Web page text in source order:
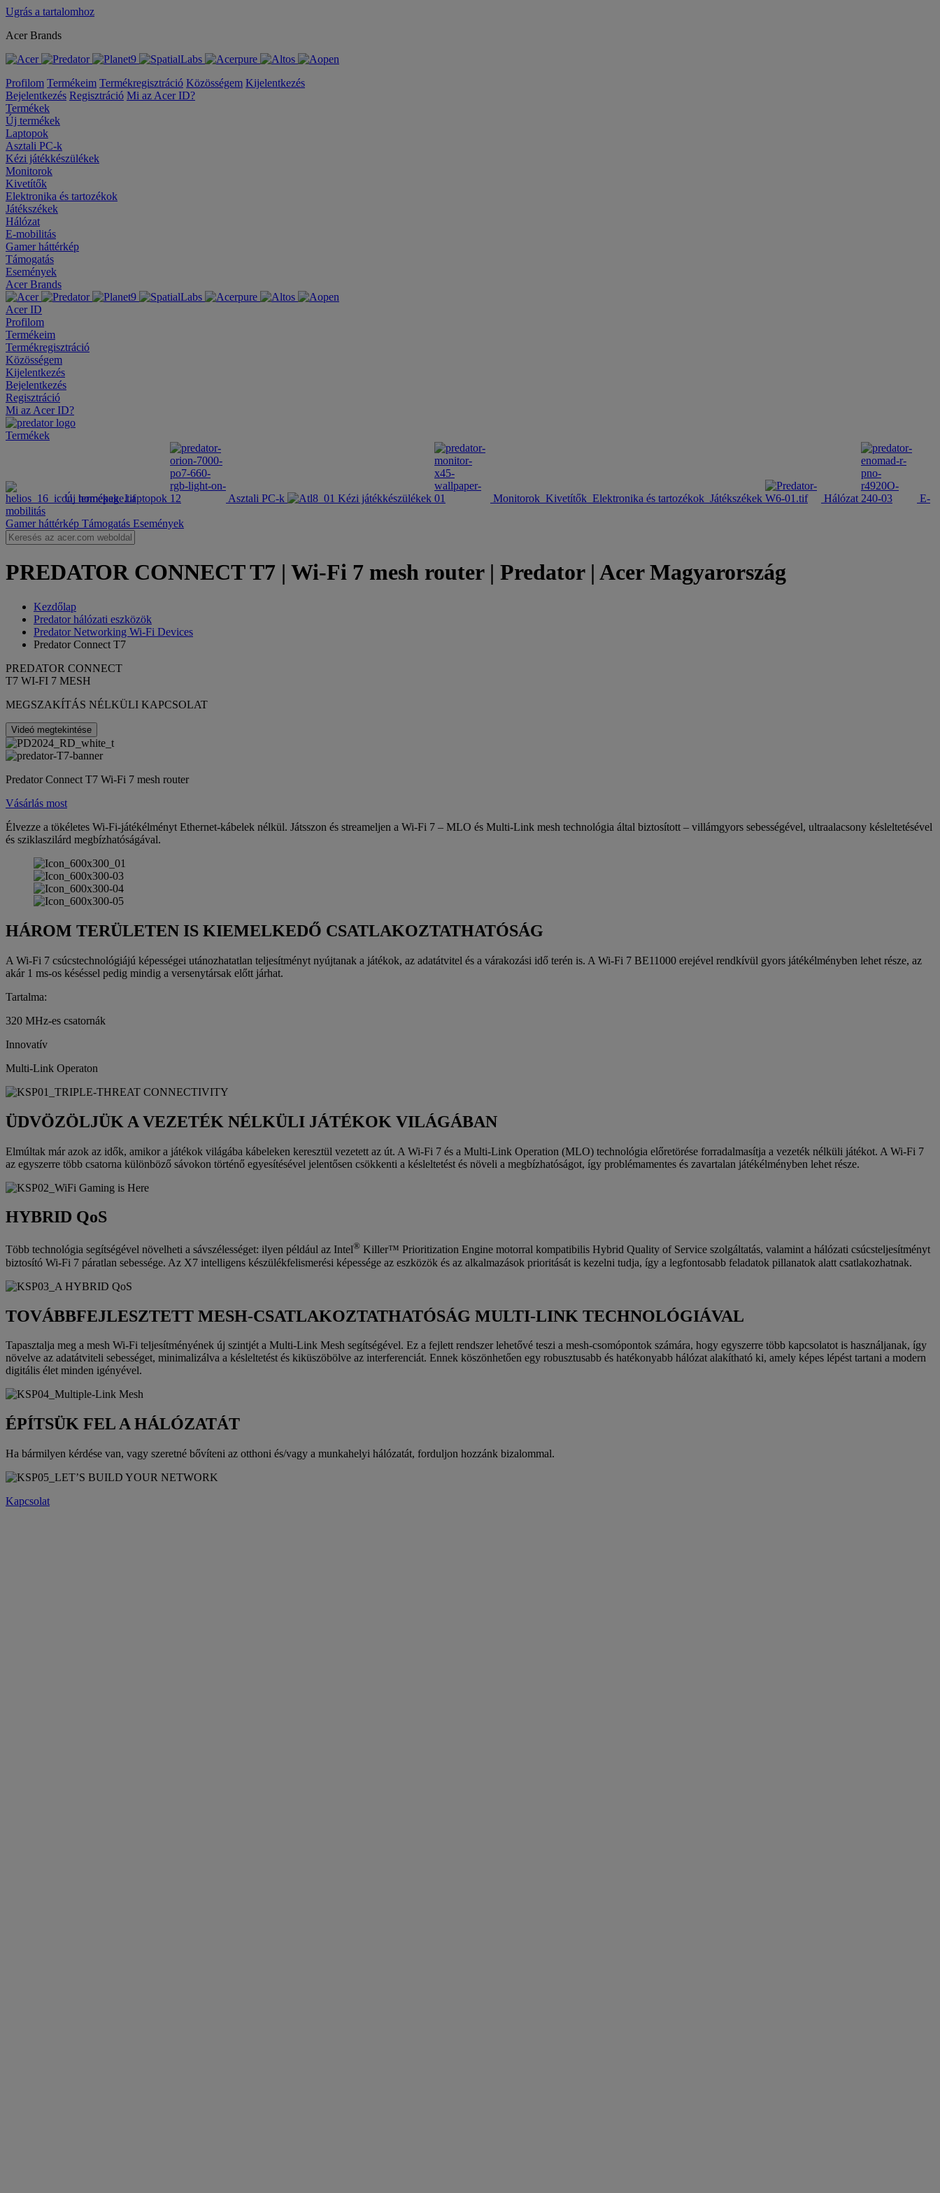
Ugrás a tartalomhoz
Acer Brands
Profilom Termékeim Termékregisztráció Közösségem Kijelentkezés
Bejelentkezés Regisztráció Mi az Acer ID?
Termékek
Új termékek
Laptopok
Asztali PC-k
Kézi játékkészülékek
Monitorok
Kivetítők
Elektronika és tartozékok
Játékszékek
Hálózat
E-mobilitás
Gamer háttérkép
Támogatás
Események
Acer Brands
Acer ID
Profilom
Termékeim
Termékregisztráció
Közösségem
Kijelentkezés
Bejelentkezés
Regisztráció
Mi az Acer ID?
Termékek
Új termékek Laptopok Asztali PC-k Kézi játékkészülékek Monitorok Kivetítők Elektronika és tartozékok Játékszékek Hálózat
E-
mobilitás
Gamer háttérkép Támogatás Események
PREDATOR CONNECT T7 | Wi-Fi 7 mesh router | Predator | Acer Magyarország
Kezdőlap
Predator hálózati eszközök
Predator Networking Wi-Fi Devices
Predator Connect T7
PREDATOR CONNECT
T7 WI-FI 7 MESH
MEGSZAKÍTÁS NÉLKÜLI KAPCSOLAT
Videó megtekintése
Predator Connect T7 Wi-Fi 7 mesh router
Vásárlás most
Élvezze a tökéletes Wi-Fi-játékélményt Ethernet-kábelek nélkül. Játsszon és streameljen a Wi-Fi 7 – MLO és Multi-Link mesh technológia által biztosított – villámgyors sebességével, ultraalacsony késleltetésével
és sziklaszilárd megbízhatóságával.
HÁROM TERÜLETEN IS KIEMELKEDŐ CSATLAKOZTATHATÓSÁG
A Wi-Fi 7 csúcstechnológiájú képességei utánozhatatlan teljesítményt nyújtanak a játékok, az adatátvitel és a várakozási idő terén is. A Wi-Fi 7 BE11000 erejével rendkívül gyors játékélményben lehet része, az
akár 1 ms-os késéssel pedig mindig a versenytársak előtt járhat.
Tartalma:
320 MHz-es csatornák
Innovatív
Multi-Link Operaton
ÜDVÖZÖLJÜK A VEZETÉK NÉLKÜLI JÁTÉKOK VILÁGÁBAN
Elmúltak már azok az idők, amikor a játékok világába kábeleken keresztül vezetett az út. A Wi-Fi 7 és a Multi-Link Operation (MLO) technológia előretörése forradalmasítja a vezeték nélküli játékot. A Wi-Fi 7
az egyszerre több csatorna különböző sávokon történő egyesítésével jelentősen csökkenti a késleltetést és növeli a megbízhatóságot, így problémamentes és zavartalan játékélményben lehet része.
HYBRID QoS
Több technológia segítségével növelheti a sávszélességet: ilyen például az Intel® Killer™ Prioritization Engine motorral kompatibilis Hybrid Quality of Service szolgáltatás, valamint a hálózati csúcsteljesítményt
biztosító Wi-Fi 7 páratlan sebessége. Az X7 intelligens készülékfelismerési képessége az eszközök és az alkalmazások prioritását is kezelni tudja, így a legfontosabb feladatok pillanatok alatt csatlakozhatnak.
TOVÁBBFEJLESZTETT MESH-CSATLAKOZTATHATÓSÁG MULTI-LINK TECHNOLÓGIÁVAL
Tapasztalja meg a mesh Wi-Fi teljesítményének új szintjét a Multi-Link Mesh segítségével. Ez a fejlett rendszer lehetővé teszi a mesh-csomópontok számára, hogy egyszerre több kapcsolatot is használjanak, így
növelve az adatátviteli sebességet, minimalizálva a késleltetést és kiküszöbölve az interferenciát. Ennek köszönhetően egy robusztusabb és hatékonyabb hálózat alakítható ki, amely képes lépést tartani a modern
digitális élet minden igényével.
ÉPÍTSÜK FEL A HÁLÓZATÁT
Ha bármilyen kérdése van, vagy szeretné bővíteni az otthoni és/vagy a munkahelyi hálózatát, forduljon hozzánk bizalommal.
Kapcsolat